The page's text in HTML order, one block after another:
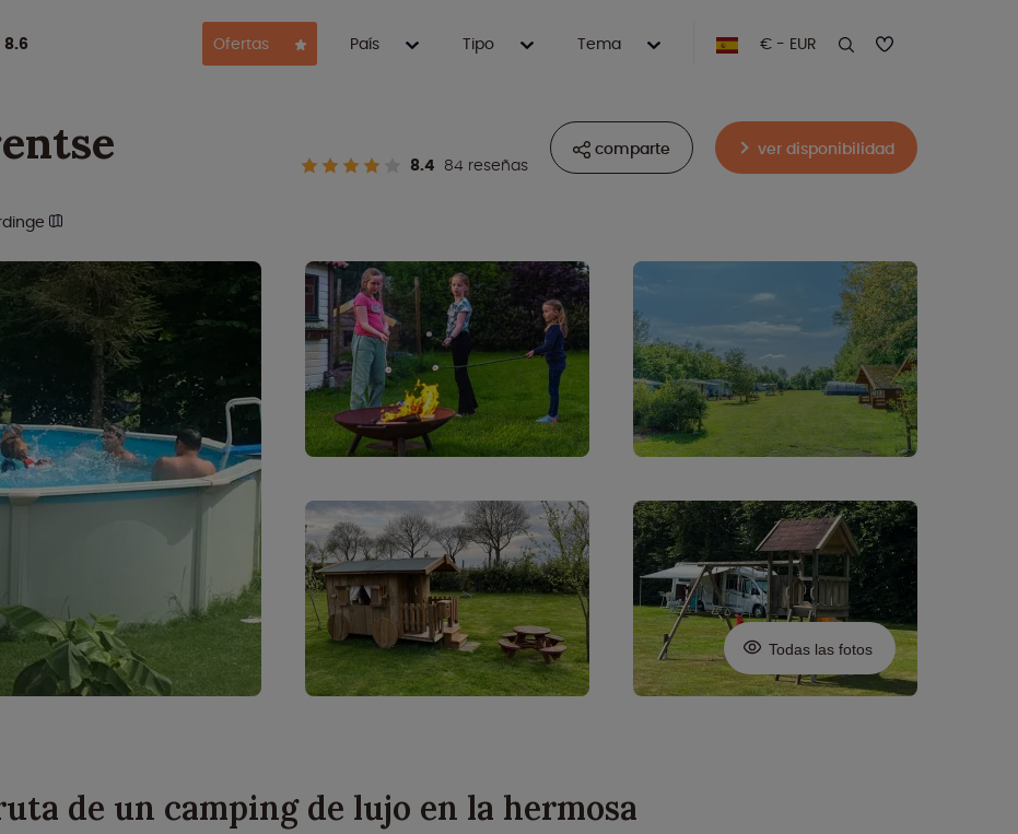
8.6 Ofertas País Tipo Tema € - EUR
8.4 84 reseñas
comparte ver disponibilidad
Todas las fotos
de un camping de lujo en la hermosa